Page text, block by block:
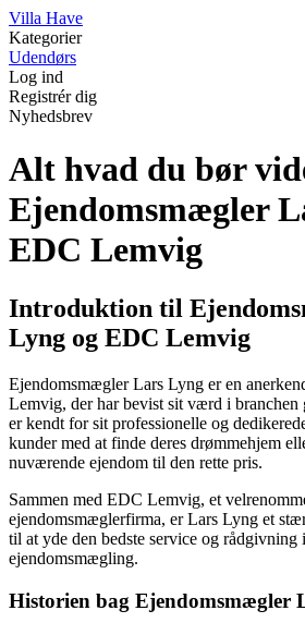
Villa Have
Kategorier
Udendørs
Log ind
Registrér dig
Nyhedsbrev
Alt hvad du bør
Ejendomsmægler
EDC Lemvig
Introduktion til
Lyng og EDC Lemvig
Ejendomsmægler Lars Lyng er en
Lemvig, der har bevist sit værd i branchen
er kendt for sit professionelle og
kunder med at finde deres drømmehjem
nuværende ejendom til den rette pris.
Sammen med EDC Lemvig, et
ejendomsmæglerfirma, er Lars Lyng et
til at yde den bedste service og rådgivning
ejendomsmægling.
Historien bag Ejendomsmægler